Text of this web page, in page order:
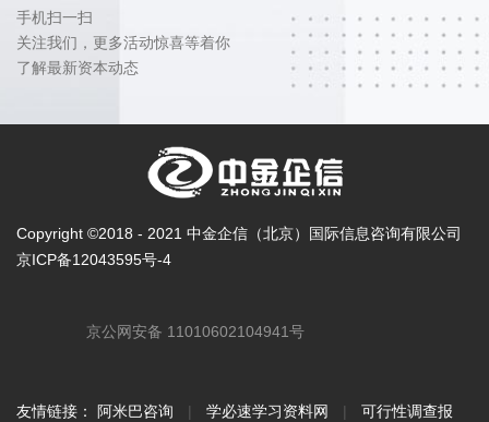
手机扫一扫
关注我们，更多活动惊喜等着你
了解最新资本动态
Copyright ©2018 - 2021 中金企信（北京）国际信息咨询有限公司
京ICP备12043595号-4
京公网安备 11010602104941号
友情链接： 阿米巴咨询 | 学必速学习资料网 | 可行性调查报